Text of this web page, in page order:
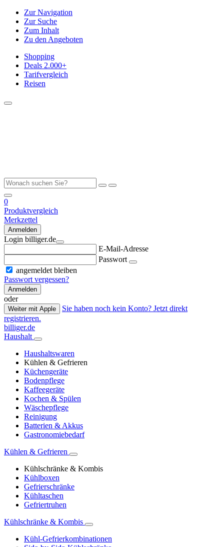
Zur Navigation
Zur Suche
Zum Inhalt
Zu den Angeboten
Shopping
Deals 2.000+
Tarifvergleich
Reisen
0
Produktvergleich
Merkzettel
Anmelden
Login billiger.de
E-Mail-Adresse
Passwort
angemeldet bleiben
Passwort vergessen?
Anmelden
oder
Weiter mit Apple
Sie haben noch kein Konto? Jetzt direkt
registrieren.
billiger.de
Haushalt
Haushaltswaren
Kühlen & Gefrieren
Küchengeräte
Bodenpflege
Kaffeegeräte
Kochen & Spülen
Wäschepflege
Reinigung
Batterien & Akkus
Gastronomiebedarf
Kühlen & Gefrieren
Kühlschränke & Kombis
Kühlboxen
Gefrierschränke
Kühltaschen
Gefriertruhen
Kühlschränke & Kombis
Kühl-Gefrierkombinationen